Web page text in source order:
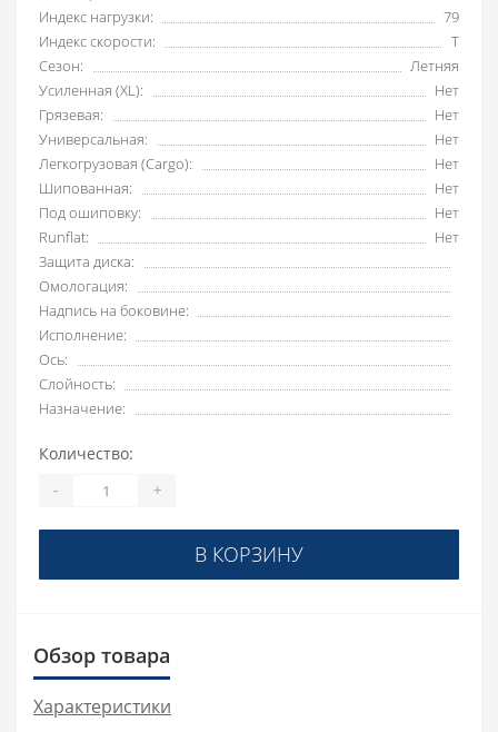
Индекс нагрузки:
79
Индекс скорости:
T
Сезон:
Летняя
Усиленная (XL):
Нет
Грязевая:
Нет
Универсальная:
Нет
Легкогрузовая (Cargo):
Нет
Шипованная:
Нет
Под ошиповку:
Нет
Runflat:
Нет
Защита диска:
Омологация:
Надпись на боковине:
Исполнение:
Ось:
Слойность:
Назначение:
Количество:
- +
В КОРЗИНУ
Обзор товара
Характеристики